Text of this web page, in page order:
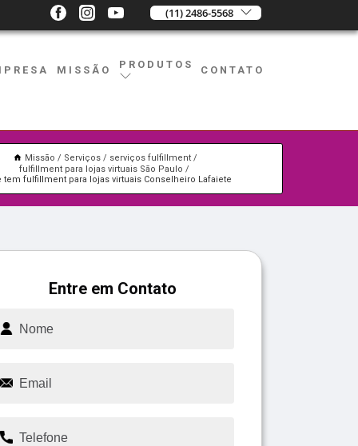
(11) 2486-5568
MISSÃO PRODUTOS CONTATO
Missão Serviços
serviços fulfillment
fulfillment para lojas virtuais São Paulo
tem fulfillment para lojas virtuais Conselheiro Lafaiete
Entre em Contato